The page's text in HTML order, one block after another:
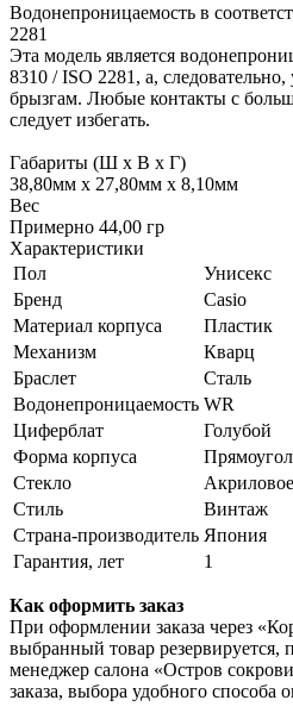
Водонепроницаемость в
2281
Эта модель является
8310 / ISO 2281, а,
брызгам. Любые контакты с
следует избегать.
Габариты (Ш x В x Г)
38,80мм x 27,80мм x 8,10мм
Вес
Примерно 44,00 гр
Характеристики
Пол
Унисекс
Бренд
Casio
Материал корпуса
Пластик
Механизм
Кварц
Браслет
Сталь
Водонепроницаемость WR
Циферблат
Голубой
Форма корпуса
Стекло
Акриловое
Стиль
Винтаж
Страна-производитель Япония
Гарантия, лет
1
Как оформить заказ
При оформлении заказа через
выбранный товар резервируется,
менеджер салона «Остров
заказа, выбора удобного способа